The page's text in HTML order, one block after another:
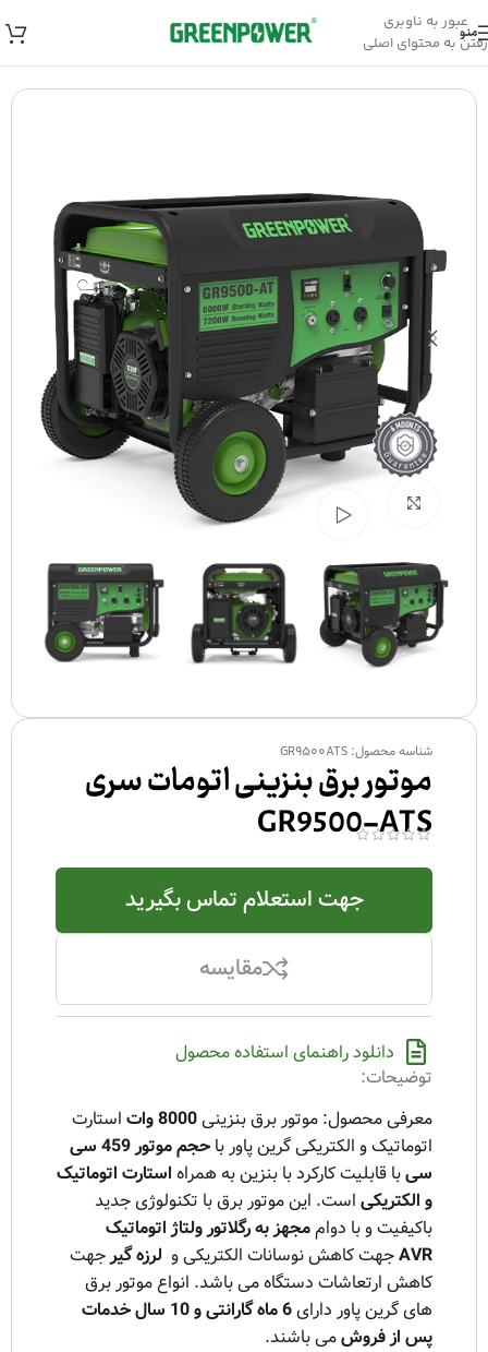
عبور به ناوبری
رفتن به محتوای اصلی
منو
خانه موتور برق موتور برق بنزینی
تماشای ویدئو
بزرگنمایی تصویر
شناسه محصول: GR9500ATS
موتور برق بنزینی اتومات سری
GR9500-ATS
جهت استعلام تماس بگیرید
مقایسه
دانلود راهنمای استفاده محصول
توضیحات:
معرفی محصول: موتور برق بنزینی8000 وات
استارت
اتوماتیک و الکتریکی گرین پاور با
حجم موتور 459 سی
سیبا قابلیت کارکرد با بنزین به همراه استارت اتوماتیک
و الکتریکی است. این موتور برق با تکنولوژی جدید
باکیفیت و با دواممجهز به رگلاتور ولتاژ اتوماتیک
AVRجهت کاهش نوسانات الکتریکی و لرزه گیرجهت
کاهش ارتعاشات دستگاه می باشد. انواع موتور برق
های گرین پاور دارای
6 ماه گارانتی و 10 سال خدمات
پس از فروشمی باشند.